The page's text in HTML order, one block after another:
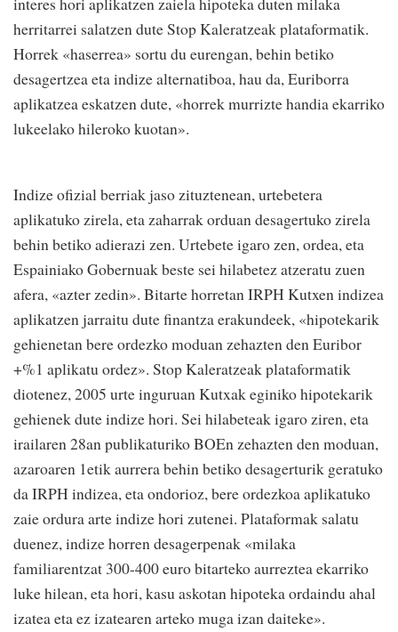
herritarrei salatzen dute Stop Kaleratzeak plataformatik.
Horrek «haserrea» sortu du eurengan, behin betiko
desagertzea eta indize alternatiboa, hau da, Euriborra
aplikatzea eskatzen dute, «horrek murrizte handia ekarriko
lukeelako hileroko kuotan».
Indize ofizial berriak jaso zituztenean, urtebetera
aplikatuko zirela, eta zaharrak orduan desagertuko zirela
behin betiko adierazi zen. Urtebete igaro zen, ordea, eta
Espainiako Gobernuak beste sei hilabetez atzeratu zuen
afera, «azter zedin». Bitarte horretan IRPH Kutxen indizea
aplikatzen jarraitu dute finantza erakundeek, «hipotekarik
gehienetan bere ordezko moduan zehazten den Euribor
+%1 aplikatu ordez». Stop Kaleratzeak plataformatik
diotenez, 2005 urte inguruan Kutxak eginiko hipotekarik
gehienek dute indize hori. Sei hilabeteak igaro ziren, eta
irailaren 28an publikaturiko BOEn zehazten den moduan,
azaroaren 1etik aurrera behin betiko desagerturik geratuko
da IRPH indizea, eta ondorioz, bere ordezkoa aplikatuko
zaie ordura arte indize hori zutenei. Plataformak salatu
duenez, indize horren desagerpenak «milaka
familiarentzat 300-400 euro bitarteko aurreztea ekarriko
luke hilean, eta hori, kasu askotan hipoteka ordaindu ahal
izatea eta ez izatearen arteko muga izan daiteke».